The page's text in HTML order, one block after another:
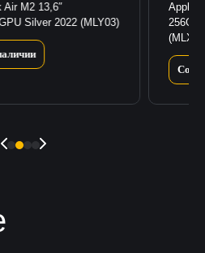
M2 13,6″
Silver 2022 (MLY03)
Apple